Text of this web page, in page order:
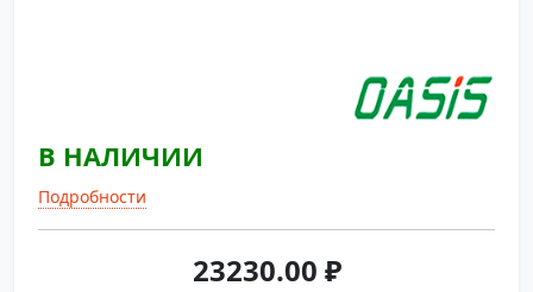
В НАЛИЧИИ
Подробности
23230.00 ₽